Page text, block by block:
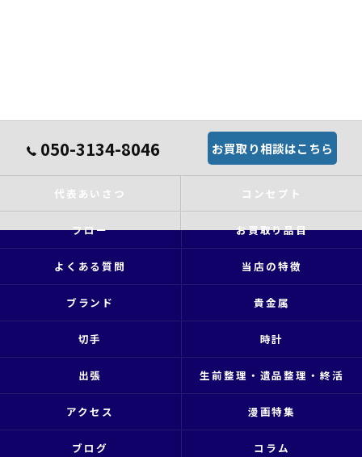
050-3134-8046 お買取り相談はこちら
代表あいさつ コンセプト
フロー お買取り品目
よくある質問 当店の特徴
ブランド 貴金属
切手 時計
出張 生前整理・遺品整理・終活
アクセス 漫画特集
ブログ コラム